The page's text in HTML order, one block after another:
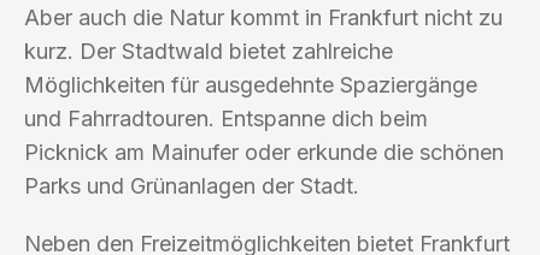
Aber auch die Natur kommt in Frankfurt nicht zu
kurz. Der Stadtwald bietet zahlreiche
Möglichkeiten für ausgedehnte Spaziergänge
und Fahrradtouren. Entspanne dich beim
Picknick am Mainufer oder erkunde die schönen
Parks und Grünanlagen der Stadt.
Neben den Freizeitmöglichkeiten bietet Frankfurt